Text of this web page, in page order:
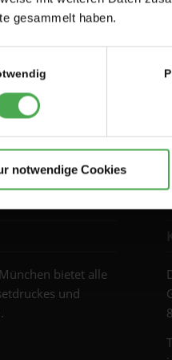
gesammelt haben.
notwendige Cookies
bietet alle
und